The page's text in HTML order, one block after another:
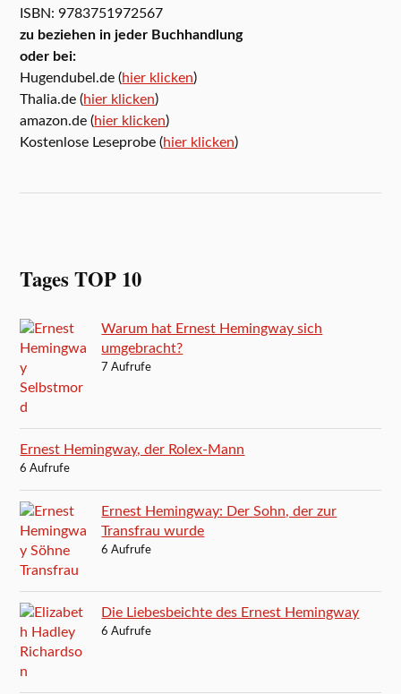
ISBN: 9783751972567
zu beziehen in jeder Buchhandlung
oder bei:
Hugendubel.de (hier klicken)
Thalia.de (hier klicken)
amazon.de (hier klicken)
Kostenlose Leseprobe (hier klicken)
Tages TOP 10
Warum hat Ernest Hemingway sich
umgebracht?
7 Aufrufe
Ernest Hemingway, der Rolex-Mann
6 Aufrufe
Ernest Hemingway: Der Sohn, der zur
Transfrau wurde
6 Aufrufe
Die Liebesbeichte des Ernest Hemingway
6 Aufrufe